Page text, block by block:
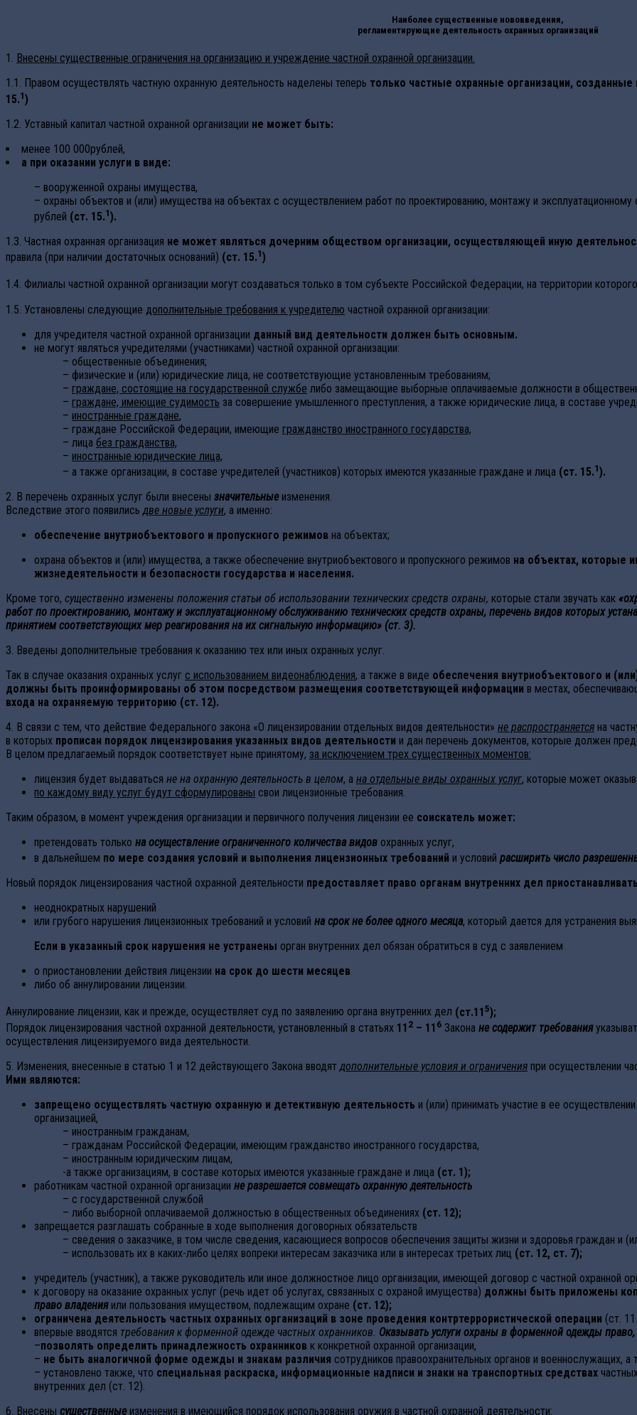
Наиболее существенные нововведения,
регламентирующие деятельность охранных организаций
1. Внесены существенные ограничения на организацию и учреждение частной охранной организации.
1.1. Правом осуществлять частную охранную деятельность наделены теперь только частные охранные организации,
15.1)
1.2. Уставный капитал частной охранной организации не может быть:
менее 100 000рублей,
а при оказании услуги в виде:
– вооруженной охраны имущества,
– охраны объектов и (или) имущества на объектах с осуществлением работ по проектированию, монтажу и эксплуатационному
рублей (ст. 15.1).
1.3. Частная охранная организация не может являться дочерним обществом организации, осуществляющей иную
правила (при наличии достаточных оснований) (ст. 15.1)
1.4. Филиалы частной охранной организации могут создаваться только в том субъекте Российской Федерации, на территории
1.5. Установлены следующие дополнительные требования к учредителю частной охранной организации:
для учредителя частной охранной организации данный вид деятельности должен быть основным.
не могут являться учредителями (участниками) частной охранной организации:
– общественные объединения;
– физические и (или) юридические лица, не соответствующие установленным требованиям;
– граждане, состоящие на государственной службе либо замещающие выборные оплачиваемые должности в
– граждане, имеющие судимость за совершение умышленного преступления, а также юридические лица, в составе
– иностранные граждане,
– граждане Российской Федерации, имеющие гражданство иностранного государства,
– лица без гражданства,
– иностранные юридические лица,
– а также организации, в составе учредителей (участников) которых имеются указанные граждане и лица (ст. 15.1).
2. В перечень охранных услуг были внесены значительныеизменения.
Вследствие этого появилисьдве новые услуги, а именно:
обеспечение внутриобъектового и пропускного режимов на объектах;
охрана объектов и (или) имущества, а также обеспечение внутриобъектового и пропускного режимов на объектах, которые
жизнедеятельности и безопасности государства и населения.
Кроме того, существенно изменены положения статьи об использовании технических средств охраны, которые стали звучать как
работ по проектированию, монтажу и эксплуатационному обслуживанию технических средств охраны, перечень видов которых
принятием соответствующих мер реагирования на их сигнальную информацию» (ст. 3).
З. Введены дополнительные требования к оказанию тех или иных охранных услуг.
Так в случае оказания охранных услуг с использованием видеонаблюдения, а также в виде обеспечения внутриобъектового и
должны быть проинформированы об этом посредством размещения соответствующей информации в местах,
входа на охраняемую территорию (ст. 12).
4. В связи с тем, что действие Федерального закона «О лицензировании отдельных видов деятельности» не распространяется на
в которых прописан порядок лицензирования указанных видов деятельности и дан перечень документов, которые должен
В целом предлагаемый порядок соответствует ныне принятому, за исключением трех существенных моментов:
лицензия будет выдаваться не на охранную деятельность в целом, а на отдельные виды охранных услуг, которые может
по каждому виду услуг будут сформулированы свои лицензионные требования.
Таким образом, в момент учреждения организации и первичного получения лицензии ее соискатель может:
претендовать только на осуществление ограниченного количества видов охранных услуг,
в дальнейшем по мере создания условий и выполнения лицензионных требований и условий расширить число
Новый порядок лицензирования частной охранной деятельности предоставляет право органам внутренних дел
неоднократных нарушений
или грубого нарушения лицензионных требований и условий на срок не более одного месяца, который дается для устранения
Если в указанный срок нарушения не устранены орган внутренних дел обязан обратиться в суд с заявлением
о приостановлении действия лицензии на срок до шести месяцев
либо об аннулировании лицензии.
Аннулирование лицензии, как и прежде, осуществляет суд по заявлению органа внутренних дел (ст.11 5);
Порядок лицензирования частной охранной деятельности, установленный в статьях 11 2 – 11 6 Закона не содержит требования
осуществления лицензируемого вида деятельности.
5. Изменения, внесенные в статью 1 и 12 действующего Закона вводятдополнительные условия и ограничения при осуществлении
Ими являются:
запрещено осуществлять частную охранную и детективную деятельность и (или) принимать участие в ее осуществлении
организацией,
– иностранным гражданам,
– гражданам Российской Федерации, имеющим гражданство иностранного государства,
– иностранным юридическим лицам,
-а также организациям, в составе которых имеются указанные граждане и лица (ст. 1);
работникам частной охранной организации не разрешается совмещать охранную деятельность
– с государственной службой
– либо выборной оплачиваемой должностью в общественных объединениях (ст. 12);
запрещается разглашать собранные в ходе выполнения договорных обязательств
– сведения о заказчике, в том числе сведения, касающиеся вопросов обеспечения защиты жизни и здоровья граждан и
– использовать их в каких-либо целях вопреки интересам заказчика или в интересах третьих лиц (ст. 12, ст. 7);
учредитель (участник), а также руководитель или иное должностное лицо организации, имеющей договор с частной охранной
к договору на оказание охранных услуг (речь идет об услугах, связанных с охраной имущества) должны быть приложены
право владения или пользования имуществом, подлежащим охране (ст. 12);
ограничена деятельность частных охранных организаций в зоне проведения контртеррористической операции (ст.
впервые вводятся требования к форменной одежде частных охранников. Оказывать услуги охраны в форменной одежды право,
–позволять определить принадлежность охранников к конкретной охранной организации,
– не быть аналогичной форме одежды и знакам различия сотрудников правоохранительных органов и военнослужащих,
– установлено также, что специальная раскраска, информационные надписи и знаки на транспортных средствах
внутренних дел (ст. 12).
6. Внесены существенныеизменения в имеющийся порядок использования оружия в частной охранной деятельности: